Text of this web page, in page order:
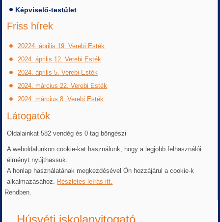
Képviselő-testület
Friss hírek
20224. április 19. Verebi Esték
2024. április 12. Verebi Esték
2024. április 5. Verebi Esték
2024. március 22. Verebi Esték
2024. március 8. Verebi Esték
Látogatók
Oldalainkat 582 vendég és 0 tag böngészi
A weboldalunkon cookie-kat használunk, hogy a legjobb felhasználói
élményt nyújthassuk.
A honlap használatának megkezdésével Ön hozzájárul a cookie-k
alkalmazásához. Részletes leírás itt.
Rendben.